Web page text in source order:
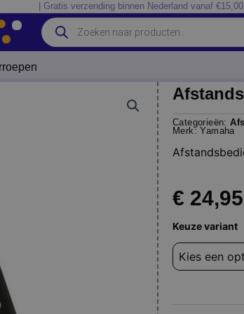
| Gratis verzending binnen Nederland vanaf
Producten
zoeken
Categorieën:
Merk:Yamaha
€ 24,95
Keuze variant
str-
1000